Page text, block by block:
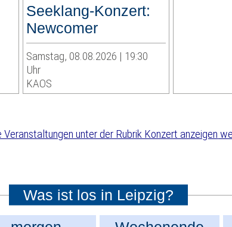
Seeklang-Konzert:
Newcomer
Samstag, 08.08.2026 | 19:30
Uhr
KAOS
Was ist los in Leipzig?